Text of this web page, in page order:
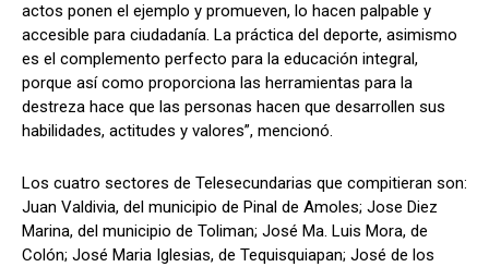
actos ponen el ejemplo y promueven, lo hacen palpable y
accesible para ciudadanía. La práctica del deporte, asimismo
es el complemento perfecto para la educación integral,
porque así como proporciona las herramientas para la
destreza hace que las personas hacen que desarrollen sus
habilidades, actitudes y valores”, mencionó.
Los cuatro sectores de Telesecundarias que compitieran son:
Juan Valdivia, del municipio de Pinal de Amoles; Jose Diez
Marina, del municipio de Toliman; José Ma. Luis Mora, de
Colón; José Maria Iglesias, de Tequisquiapan; José de los